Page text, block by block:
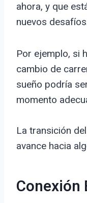
ahora, y que
nuevos
Por ejemplo, si
cambio de
sueño podría
momento
La transición
avance hacia
Conexión